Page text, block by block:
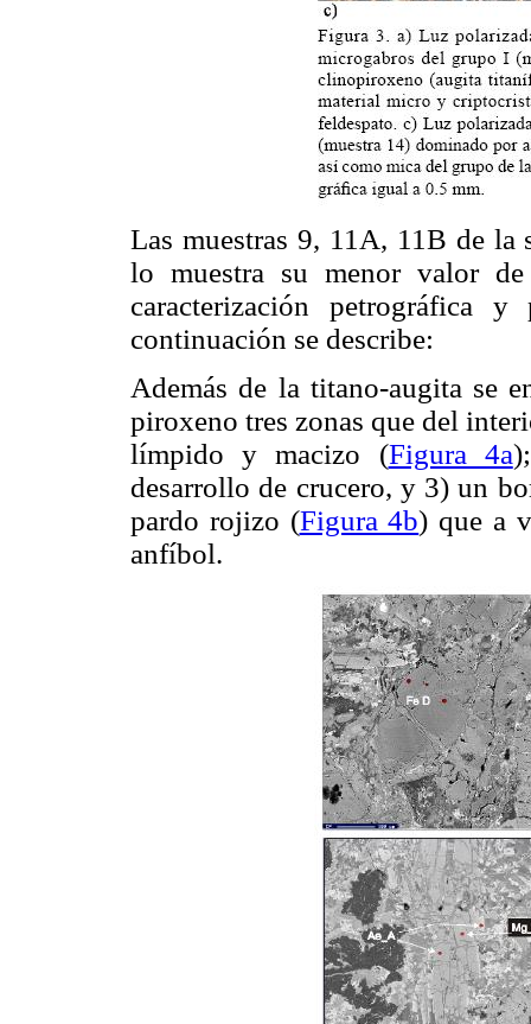
Las muestras 9, 11A, 11B de la
lo muestra su menor valor
caracterización petrográfica
continuación se describe:
Además de la titano-augita se
piroxeno tres zonas que del
límpido y macizo (Figura 4a
desarrollo de crucero, y 3) un
pardo rojizo (Figura 4b) que a
anfíbol.